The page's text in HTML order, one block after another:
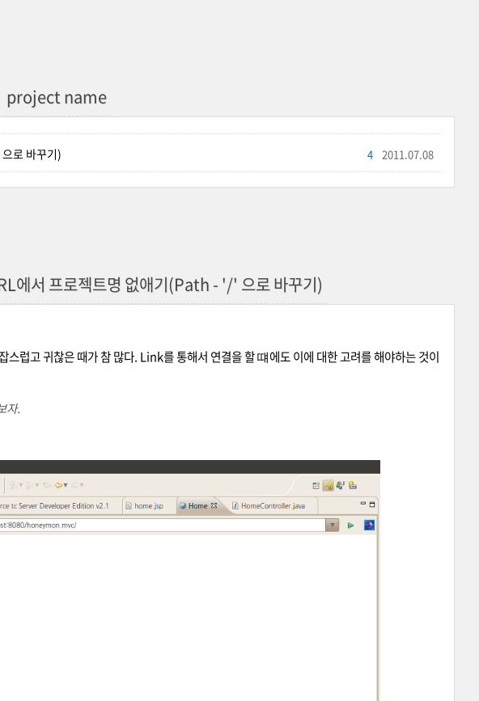
project name
로 바꾸기) 2011.07.08
4
에서 프로젝트명 없애기(Path - '/' 으로 바꾸기)
럽고 귀찮은 때가 참 많다. Link를 통해서 연결을 할 떄에도 이에 대한 고려를 해야하는 것이
자.